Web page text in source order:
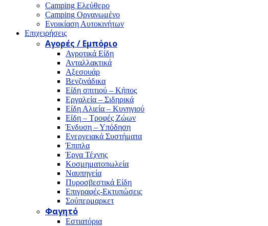
Camping Ελεύθερο
Camping Οργανωμένο
Ενοικίαση Αυτοκινήτων
Επιχειρήσεις
Αγορές / Εμπόριο
Αγροτικά Είδη
Ανταλλακτικά
Αξεσουάρ
Βενζινάδικα
Είδη σπιτιού – Κήπος
Εργαλεία – Σιδηρικά
Είδη Αλιεία – Κυνηγιού
Είδη – Τροφές Ζώων
Ένδυση – Υπόδηση
Ενεργειακά Συστήματα
Έπιπλα
Έργα Τέχνης
Κοσμηματοπωλεία
Ναυπηγεία
Πυροσβεστικά Είδη
Επιγραφές-Εκτυπώσεις
Σούπερμαρκετ
Φαγητό
Εστιατόρια